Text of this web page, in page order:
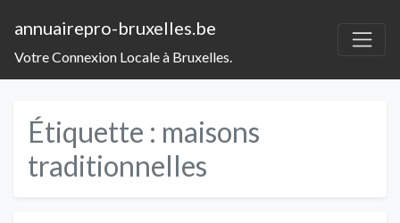
annuairepro-bruxelles.be
Votre Connexion Locale à Bruxelles.
Étiquette : maisons
traditionnelles